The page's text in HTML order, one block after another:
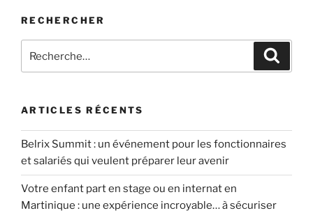
RECHERCHER
pour
ARTICLES RÉCENTS
Belrix Summit : un événement pour les fonctionnaires
et salariés qui veulent préparer leur avenir
Votre enfant part en stage ou en internat en
Martinique : une expérience incroyable… à sécuriser